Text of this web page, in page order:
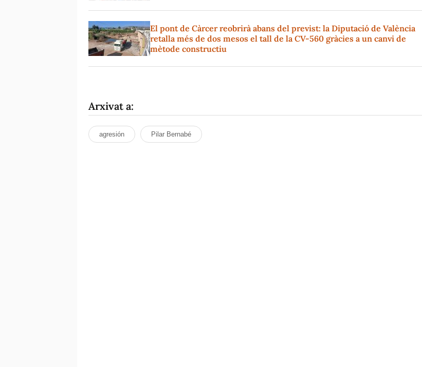
El pont de Càrcer reobrirà abans del previst: la Diputació de València
retalla més de dos mesos el tall de la CV-560 gràcies a un canvi de
mètode constructiu
Arxivat a:
agresión Pilar Bernabé